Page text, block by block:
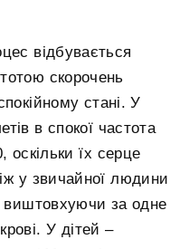
відбувається
скорочень
стані. У
в спокої частота
їх серце
у звичайної людини
виштовхуючи за одне
У дітей –